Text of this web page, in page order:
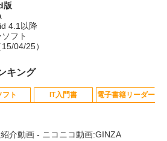
版
4.1以降
フト
04/25）
キング
フト IT入門書 電子書籍リーダー
介動画 - ニコニコ動画:GINZA